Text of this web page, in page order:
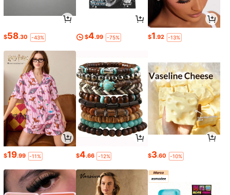
$58.30 -43% $4.99 -75% $1.92 -13%
$19.99 -11% $4.66 -12% $3.60 -10%